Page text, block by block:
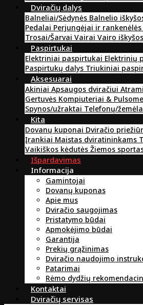
Dviračių dalys
Balneliai/Sėdynės Balnelio
Pedalai Perjungėjai ir rankenėlės
Trosai/Šarvai Vairai Vairo iškyšos
Paspirtukai
Elektriniai paspirtukai Elektrinių
Paspirtukų dalys Triukiniai
Aksesuarai
Akiniai Apsaugos dviračiui
Gertuvės Kompiuteriai &
Spynos/užraktai Telefonų/
Kita
Dovanų kuponai Dviračio
Įrankiai Maistas dviratininkams
Vaikiškos kėdutės Žiemos
Išpardavimas
Informacija
Gamintojai
Dovanų kuponas
Apie mus
Dviračio saugojimas
Pristatymo būdai
Apmokėjimo būdai
Garantija
Prekių grąžinimas
Dviračio naudojimo
Patarimai
Rėmo dydžių
Kontaktai
Dviračių servisas